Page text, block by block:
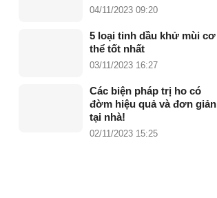
04/11/2023 09:20
5 loại tinh dầu khử mùi cơ
thể tốt nhất
03/11/2023 16:27
Các biện pháp trị ho có
đờm hiệu quả và đơn giản
tại nhà!
02/11/2023 15:25